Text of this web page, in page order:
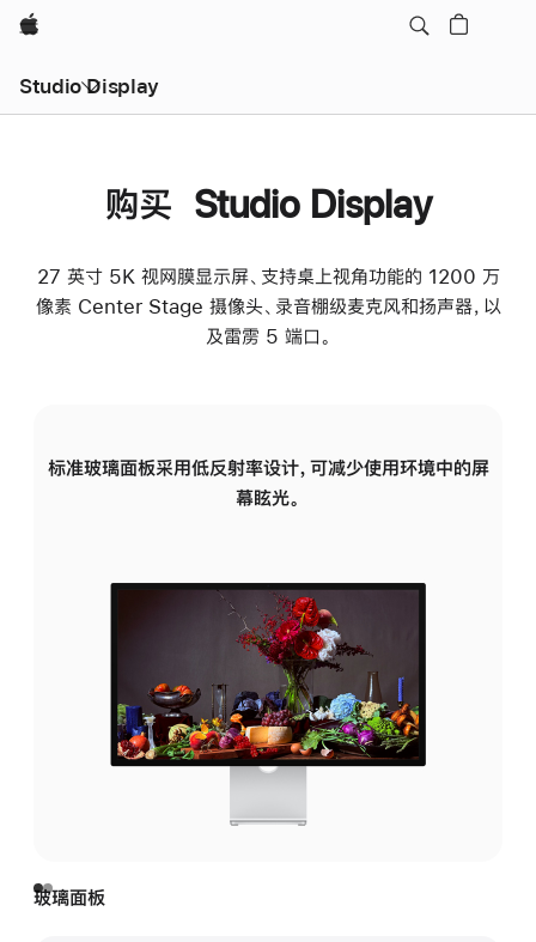
Apple
Studio Display
购买 Studio Display
27 英寸 5K 视网膜显示屏、支持桌上视角功能的 1200 万
像素 Center Stage 摄像头、录音棚级麦克风和扬声器，以
及雷雳 5 端口。
标准玻璃面板采用低反射率设计，可减少使用环境中的屏
幕眩光。
玻璃面板